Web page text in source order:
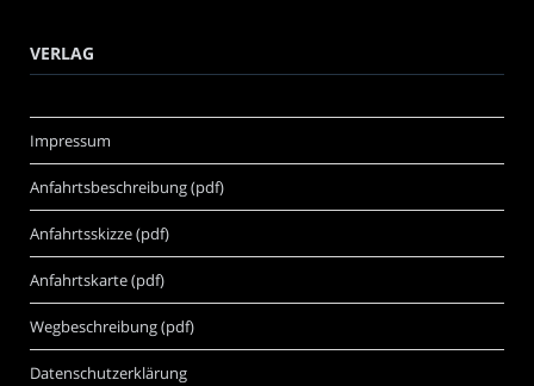
VERLAG
Impressum
Anfahrtsbeschreibung (pdf)
Anfahrtsskizze (pdf)
Anfahrtskarte (pdf)
Wegbeschreibung (pdf)
Datenschutzerklärung